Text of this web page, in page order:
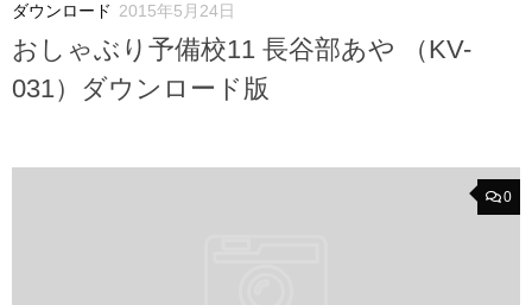
ダウンロード 2015年5月24日
おしゃぶり予備校11 長谷部あや （KV-
031）ダウンロード版
0